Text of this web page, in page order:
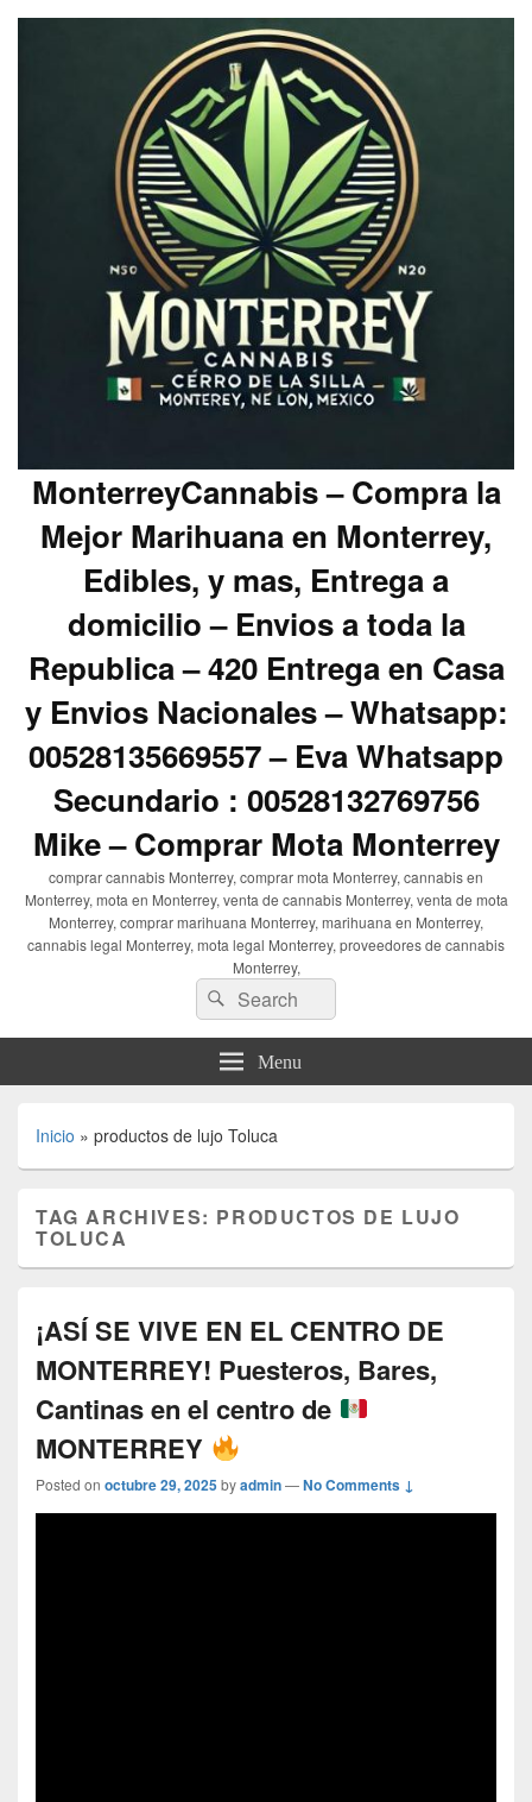
MonterreyCannabis – Compra la
Mejor Marihuana en Monterrey,
Edibles, y mas, Entrega a
domicilio – Envios a toda la
Republica – 420 Entrega en Casa
y Envios Nacionales – Whatsapp:
00528135669557 – Eva Whatsapp
Secundario : 00528132769756
Mike – Comprar Mota Monterrey
comprar cannabis Monterrey, comprar mota Monterrey, cannabis en
Monterrey, mota en Monterrey, venta de cannabis Monterrey, venta de mota
Monterrey, comprar marihuana Monterrey, marihuana en Monterrey,
cannabis legal Monterrey, mota legal Monterrey, proveedores de cannabis
Monterrey,
Search
for:
Search
Menu
Inicio » productos de lujo Toluca
TAG ARCHIVES: PRODUCTOS DE LUJO
TOLUCA
¡ASÍ SE VIVE EN EL CENTRO DE
MONTERREY! Puesteros, Bares,
Cantinas en el centro de
MONTERREY
Posted on octubre 29, 2025byadmin—No Comments ↓